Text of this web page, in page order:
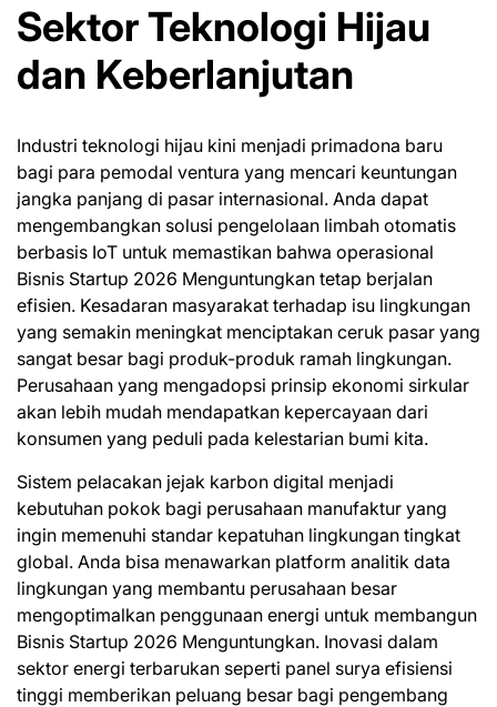
Sektor Teknologi Hijau
dan Keberlanjutan
Industri teknologi hijau kini menjadi primadona baru
bagi para pemodal ventura yang mencari keuntungan
jangka panjang di pasar internasional. Anda dapat
mengembangkan solusi pengelolaan limbah otomatis
berbasis IoT untuk memastikan bahwa operasional
Bisnis Startup 2026 Menguntungkan tetap berjalan
efisien. Kesadaran masyarakat terhadap isu lingkungan
yang semakin meningkat menciptakan ceruk pasar yang
sangat besar bagi produk-produk ramah lingkungan.
Perusahaan yang mengadopsi prinsip ekonomi sirkular
akan lebih mudah mendapatkan kepercayaan dari
konsumen yang peduli pada kelestarian bumi kita.
Sistem pelacakan jejak karbon digital menjadi
kebutuhan pokok bagi perusahaan manufaktur yang
ingin memenuhi standar kepatuhan lingkungan tingkat
global. Anda bisa menawarkan platform analitik data
lingkungan yang membantu perusahaan besar
mengoptimalkan penggunaan energi untuk membangun
Bisnis Startup 2026 Menguntungkan. Inovasi dalam
sektor energi terbarukan seperti panel surya efisiensi
tinggi memberikan peluang besar bagi pengembang